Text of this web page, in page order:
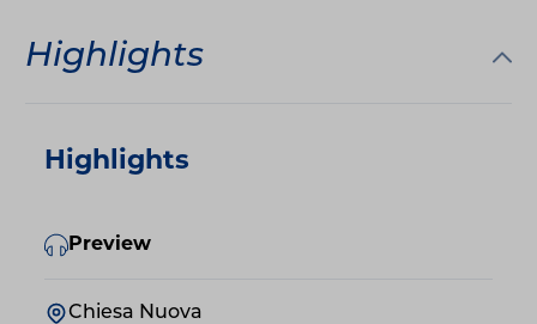
Highlights
Highlights
Preview
Chiesa Nuova